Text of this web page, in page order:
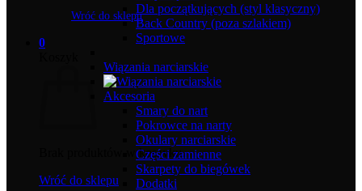
Wróć do sklepu
0
Brak produktów w koszyku.
Wróć do sklepu
Dla początkujących (styl klasyczny)
Back Country (poza szlakiem)
Sportowe
Wiązania narciarskie
Akcesoria
Smary do nart
Pokrowce na narty
Okulary narciarskie
Części zamienne
Skarpety do biegówek
Dodatki